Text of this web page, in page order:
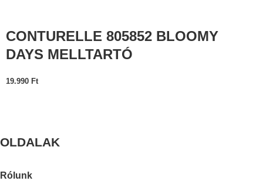
CONTURELLE 805852 BLOOMY
DAYS MELLTARTÓ
19.990 Ft
OLDALAK
Rólunk